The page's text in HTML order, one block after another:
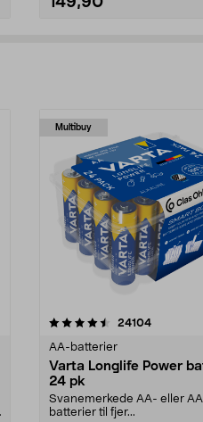
Multibuy
24104
AA-batterier
Varta Longlife Power
24 pk
Svanemerkede AA- eller
batterier til fjer...
4.5av 5 stjerner